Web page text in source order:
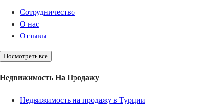
Сотрудничество
О нас
Отзывы
Посмотреть все
Недвижимость На Продажу
Недвижимость на продажу в Турции